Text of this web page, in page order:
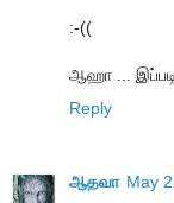
:-((
ஆஹா ...
Reply
ஆதவா May